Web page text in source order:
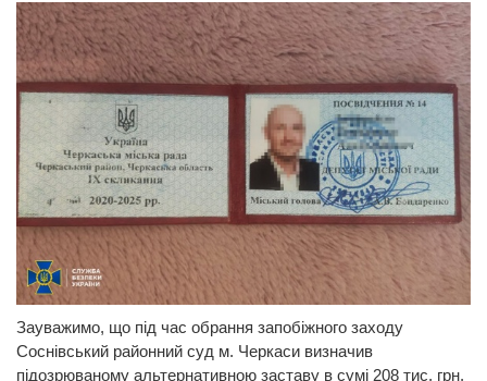
Зауважимо, що під час обрання запобіжного заходу
Соснівський районний суд м. Черкаси визначив
підозрюваному альтернативною заставу в сумі 208 тис. грн.